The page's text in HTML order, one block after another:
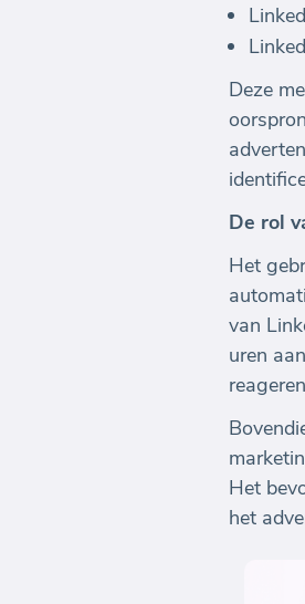
Deze
De rol
Het
van
uren
Het
het